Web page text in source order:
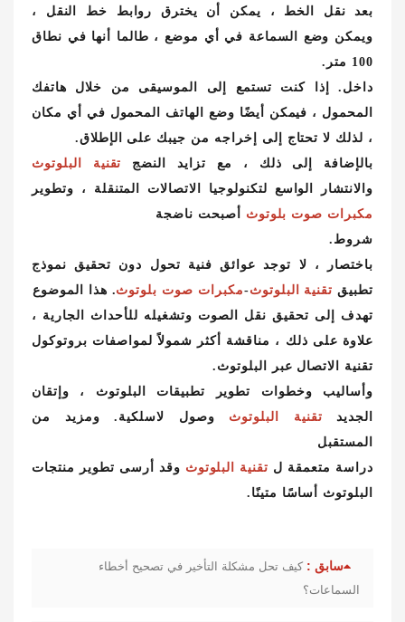
بعد نقل الخط ، يمكن أن يخترق روابط خط النقل ،
ويمكن وضع السماعة في أي موضع ، طالما أنها في نطاق
100 متر.
داخل. إذا كنت تستمع إلى الموسيقى من خلال هاتفك
المحمول ، فيمكن أيضًا وضع الهاتف المحمول في أي مكان
، لذلك لا تحتاج إلى إخراجه من جيبك على الإطلاق.
بالإضافة إلى ذلك ، مع تزايد النضج تقنية البلوتوث
والانتشار الواسع لتكنولوجيا الاتصالات المتنقلة ، وتطوير
مكبرات صوت بلوتوث أصبحت ناضجة
شروط.
باختصار ، لا توجد عوائق فنية تحول دون تحقيق نموذج
تطبيق تقنية البلوتوث-مكبرات صوت بلوتوث. هذا الموضوع
تهدف إلى تحقيق نقل الصوت وتشغيله للأحداث الجارية ،
علاوة على ذلك ، مناقشة أكثر شمولاً لمواصفات بروتوكول
تقنية الاتصال عبر البلوتوث.
وأساليب وخطوات تطوير تطبيقات البلوتوث ، وإتقان
الجديد تقنية البلوتوث وصول لاسلكية. ومزيد من
المستقبل
دراسة متعمقة ل تقنية البلوتوث وقد أرسى تطوير منتجات
البلوتوث أساسًا متينًا.
سابق : كيف تحل مشكلة التأخير في تصحيح أخطاء
السماعات؟